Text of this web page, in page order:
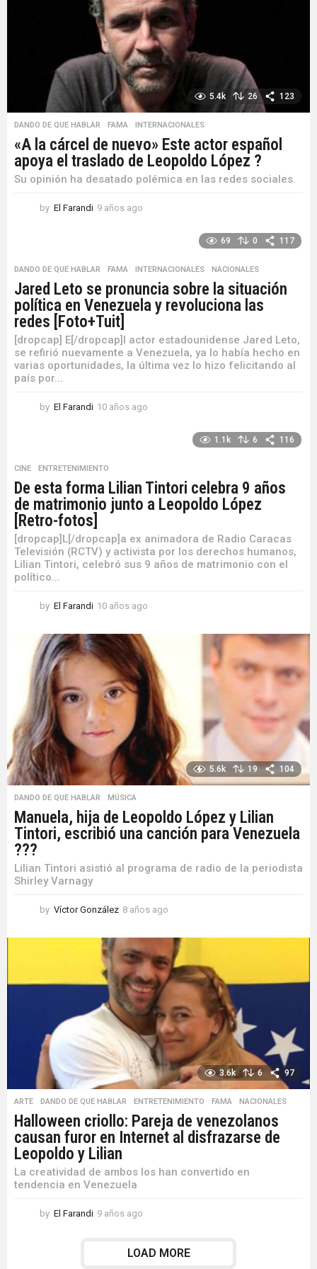
o
5.4k 26 123
DANDO DE QUE HABLAR ,FAMA INTERNACIONALES
«A la cárcel de nuevo» Este actor español
apoya el traslado de Leopoldo López ?
Su opinión ha desatado polémica en las redes sociales.
by El Farandi 9 años ago
a
g
o
69 0 117
DANDO DE QUE HABLAR ,FAMA INTERNACIONALES ,NACIONALES
Jared Leto se pronuncia sobre la situación
política en Venezuela y revoluciona las
redes [Foto+Tuit]
[dropcap] E[/dropcap]l actor estadounidense Jared Leto,
se refirió nuevamente a Venezuela, ya lo había hecho en
varias oportunidades, la última vez lo hizo felicitando al
país por...
by El Farandi 10 años ago
g
1.1k 6 116
CINE ,ENTRETENIMIENTO
De esta forma Lilian Tintori celebra 9 años
de matrimonio junto a Leopoldo López
[Retro-fotos]
[dropcap]L[/dropcap]a ex animadora de Radio Caracas
Televisión (RCTV) y activista por los derechos humanos,
Lilian Tintori, celebró sus 9 años de matrimonio con el
político...
by El Farandi 10 años ago
ñ
o
s
a
g
5.6k 19 104
DANDO DE QUE HABLAR ,MÚSICA
Manuela, hija de Leopoldo López y Lilian
Tintori, escribió una canción para Venezuela
???
Lilian Tintori asistió al programa de radio de la periodista
Shirley Varnagy
by Víctor González 8 años ago
ñ
o
s
a
o
3.6k 6 97
ARTE ,DANDO DE QUE HABLAR ,ENTRETENIMIENTO ,FAMA ,NACIONALES
Halloween criollo: Pareja de venezolanos
causan furor en Internet al disfrazarse de
Leopoldo y Lilian
La creatividad de ambos los han convertido en
tendencia en Venezuela
by El Farandi 9 años ago
o
LOAD MORE